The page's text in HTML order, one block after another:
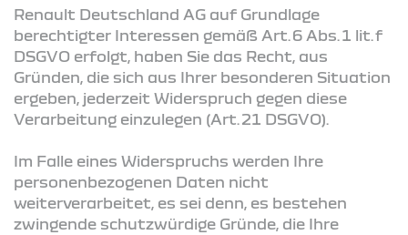
Renault Deutschland AG auf Grundlage
berechtigter Interessen gemäß Art. 6 Abs. 1 lit. f
DSGVO erfolgt, haben Sie das Recht, aus
Gründen, die sich aus Ihrer besonderen Situation
ergeben, jederzeit Widerspruch gegen diese
Verarbeitung einzulegen (Art. 21 DSGVO).
Im Falle eines Widerspruchs werden Ihre
personenbezogenen Daten nicht
weiterverarbeitet, es sei denn, es bestehen
zwingende schutzwürdige Gründe, die Ihre